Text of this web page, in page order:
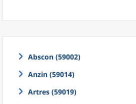
Abscon (59002)
Anzin (59014)
Artres (59019)